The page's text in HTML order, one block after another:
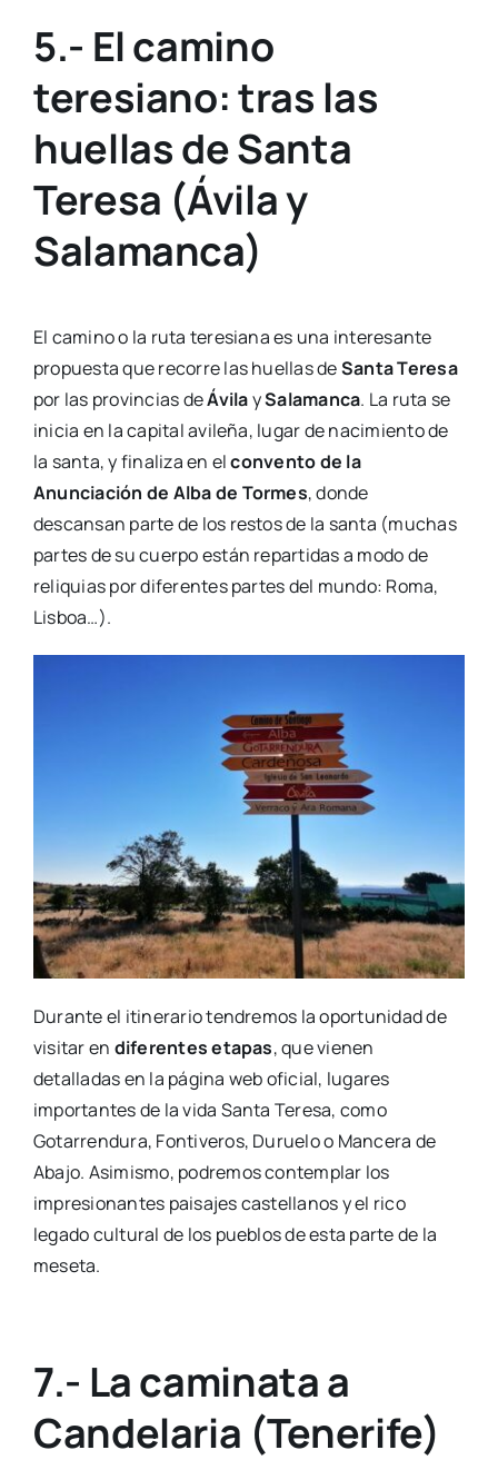
5.- El camino
teresiano: tras las
huellas de Santa
Teresa (Ávila y
Salamanca)
El camino o la ruta teresiana es una interesante
propuesta que recorre las huellas deSanta Teresa
por las provincias deÁvilaySalamanca. La ruta se
inicia en la capital avileña, lugar de nacimiento de
la santa, y finaliza en elconvento de la
Anunciación de Alba de Tormes, donde
descansan parte de los restos de la santa (muchas
partes de su cuerpo están repartidas a modo de
reliquias por diferentes partes del mundo: Roma,
Lisboa…).
Durante el itinerario tendremos la oportunidad de
visitar en diferentes etapas, que vienen
detalladas en la página web oficial, lugares
importantes de la vida Santa Teresa, como
Gotarrendura, Fontiveros, Duruelo o Mancera de
Abajo. Asimismo, podremos contemplar los
impresionantes paisajes castellanos y el rico
legado cultural de los pueblos de esta parte de la
meseta.
7.- La caminata a
Candelaria (Tenerife)